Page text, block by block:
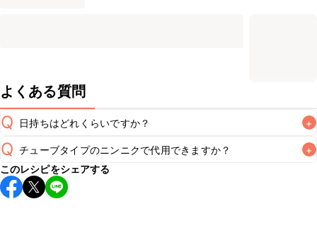
よくある質問
Q 日持ちはどれくらいですか？ +
A
こちらのレシピは出来たてをお召し上がりいただくことをお
すすめします。
※日持ちは目安です。
Q チューブタイプのニンニクで代用できますか？ +
A
チューブタイプのニンニクを使用してもお作りいただけま
す。小さじ1を目安に加え、お好みの風味になるようご調節く
このレシピをシェアする